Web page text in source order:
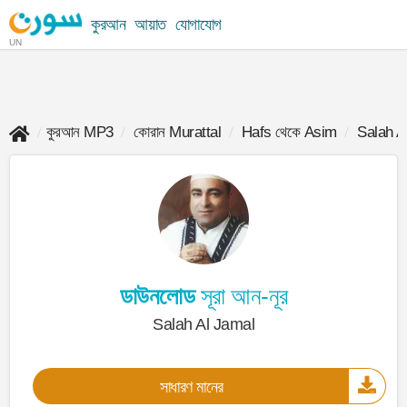
UN
কুরআন আয়াত যোগাযোগ
কুরআন MP3 কোরান Murattal Hafs থেকে Asim Salah
ডাউনলোডসূরা আন-নূর
Salah Al Jamal
সাধারণ মানের